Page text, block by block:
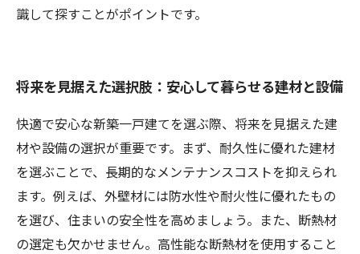
識して探すことがポイントです。
将来を見据えた選択肢：安心して暮らせる建材と設備
快適で安心な新築一戸建てを選ぶ際、将来を見据えた建
材や設備の選択が重要です。まず、耐久性に優れた建材
を選ぶことで、長期的なメンテナンスコストを抑えられ
ます。例えば、外壁材には防水性や耐火性に優れたもの
を選び、住まいの安全性を高めましょう。また、断熱材
の選定も欠かせません。高性能な断熱材を使用すること